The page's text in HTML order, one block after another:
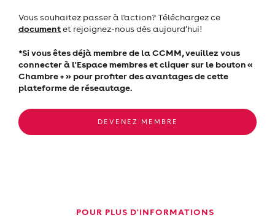
POUR PLUS D'INFORMATIONS
Vous souhaitez passer à l'action? Téléchargez ce
documentet rejoignez-nous dès aujourd’hui!
*Si vous êtes déjà membre de la CCMM, veuillez vous
connecter à l'Espace membres et cliquer sur le bouton «
Chambre + » pour profiter des avantages de cette
plateforme de réseautage.
DEVENEZ MEMBRE